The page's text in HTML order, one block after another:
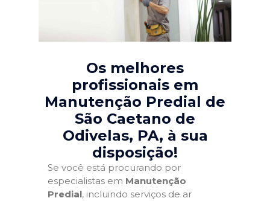
Os melhores
profissionais em
Manutenção Predial de
São Caetano de
Odivelas, PA, à sua
disposição!
Se você está procurando por
especialistas em Manutenção
Predial, incluindo serviços de ar